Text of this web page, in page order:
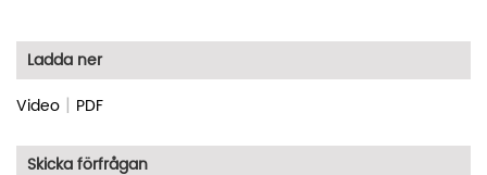
Ladda ner
Video | PDF
Skicka förfrågan